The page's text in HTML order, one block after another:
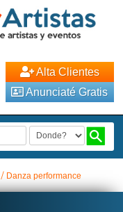
Alta Clientes
Anunciaté Gratis
Danza performance